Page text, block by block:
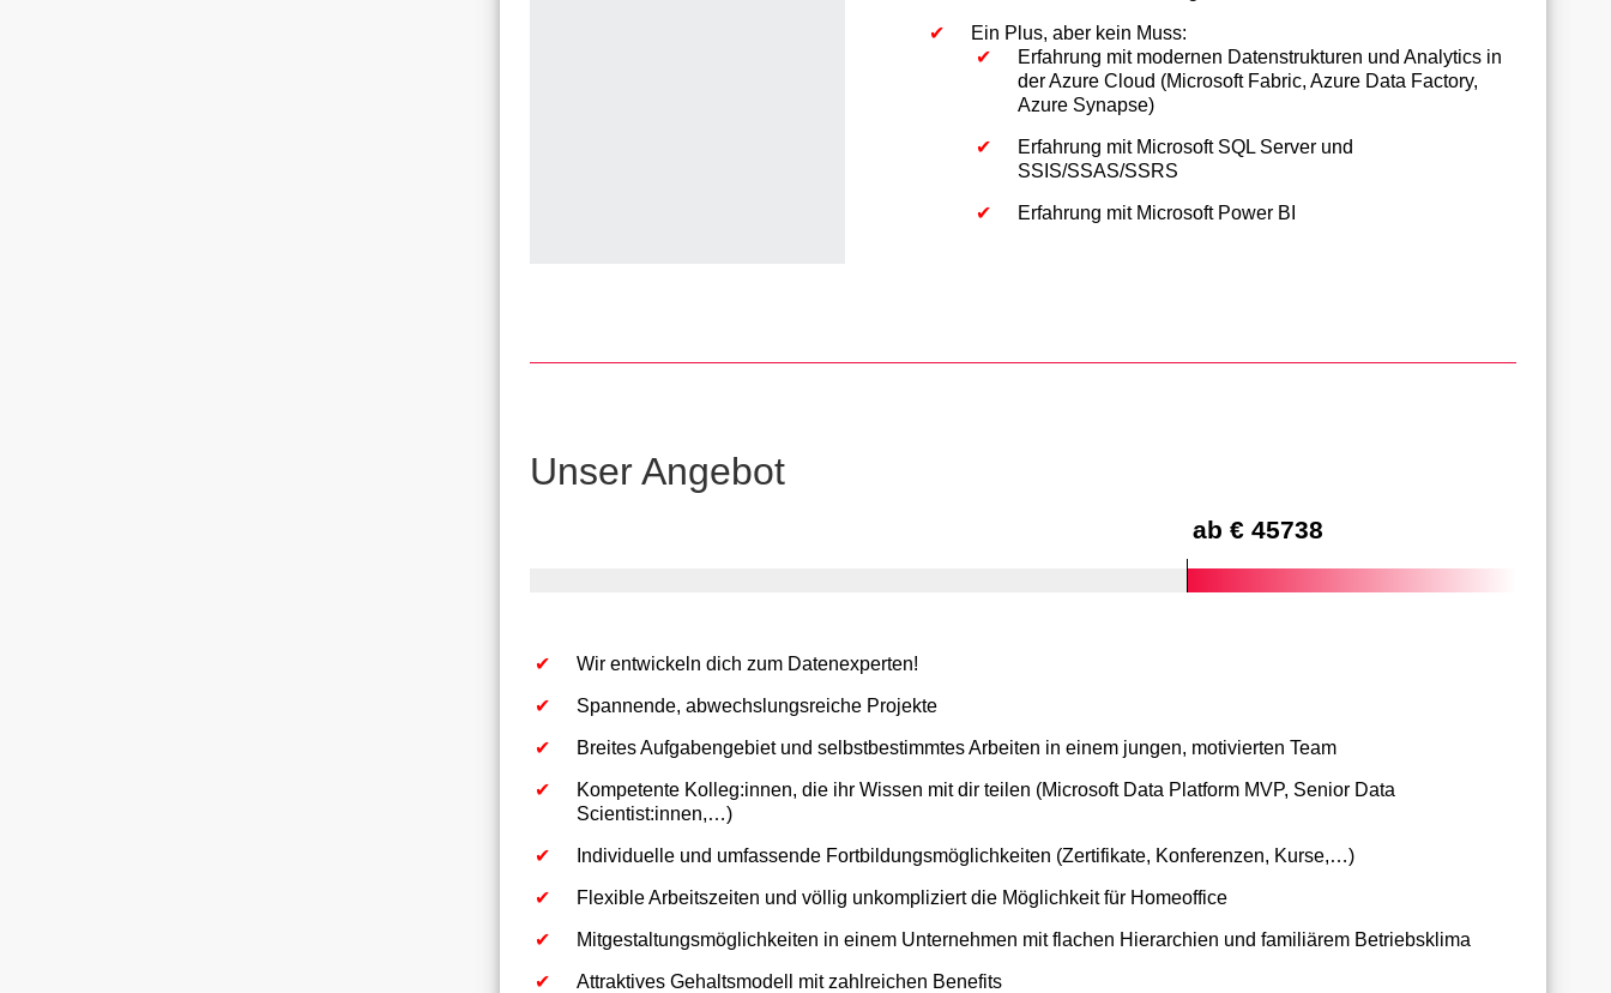
Ein Plus, aber kein Muss:
Erfahrung mit modernen Datenstrukturen und Analytics in
der Azure Cloud (Microsoft Fabric, Azure Data Factory,
Azure Synapse)
Erfahrung mit Microsoft SQL Server und
SSIS/SSAS/SSRS
Erfahrung mit Microsoft Power BI
Unser Angebot
ab € 45738
Wir entwickeln dich zum Datenexperten!
Spannende, abwechslungsreiche Projekte
Breites Aufgabengebiet und selbstbestimmtes Arbeiten in einem jungen, motivierten Team
Kompetente Kolleg:innen, die ihr Wissen mit dir teilen (Microsoft Data Platform MVP, Senior Data
Scientist:innen,…)
Individuelle und umfassende Fortbildungsmöglichkeiten (Zertifikate, Konferenzen, Kurse,…)
Flexible Arbeitszeiten und völlig unkompliziert die Möglichkeit für Homeoffice
Mitgestaltungsmöglichkeiten in einem Unternehmen mit flachen Hierarchien und familiärem Betriebsklima
Attraktives Gehaltsmodell mit zahlreichen Benefits